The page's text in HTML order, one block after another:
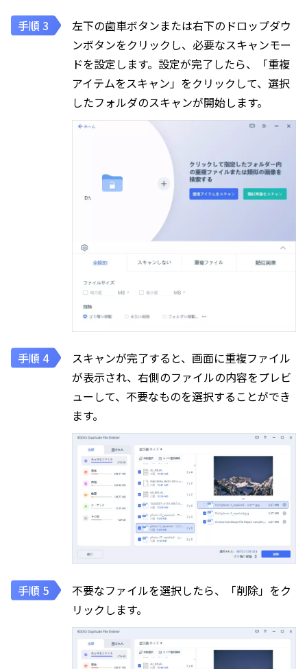
左下の歯車ボタンまたは右下のドロップダウ
ンボタンをクリックし、必要なスキャンモー
ドを設定します。設定が完了したら、「重複
アイテムをスキャン」をクリックして、選択
したフォルダのスキャンが開始します。
スキャンが完了すると、画面に重複ファイル
が表示され、右側のファイルの内容をプレビ
ューして、不要なものを選択することができ
ます。
不要なファイルを選択したら、「削除」をク
リックします。